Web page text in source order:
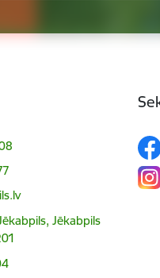
Jēkabpils